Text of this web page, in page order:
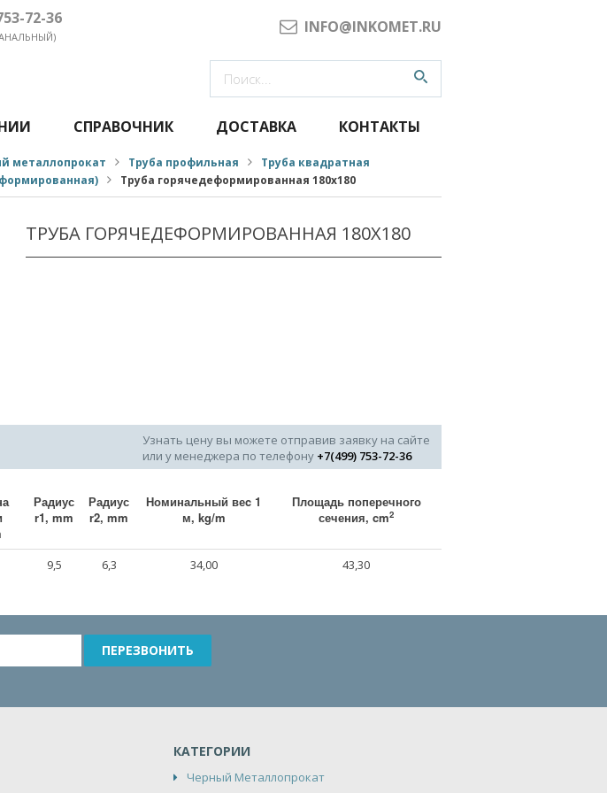
72-36 INFO@INKOMET.RU
СПРАВОЧНИК ДОСТАВКА КОНТАКТЫ
металлопрокат Труба профильная
Труба квадратная
Труба горячедеформированная 180x180
ТРУБА ГОРЯЧЕДЕФОРМИРОВАННАЯ 180X180
Узнать цену вы можете отправив заявку на сайте
или у менеджера по телефону +7(499) 753-72-36
Радиус
r1, mm
Радиус
r2, mm
Номинальный веc 1
м, kg/m
Площадь поперечного
сечения, cm2
9,5 6,3 34,00 43,30
КАТЕГОРИИ
Черный Металлопрокат